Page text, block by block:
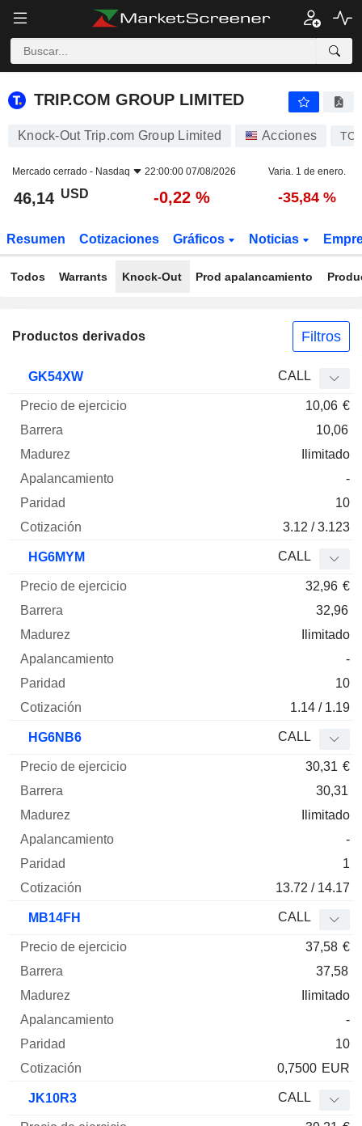
TRIP.COM GROUP LIMITED
TRIP.COM GROUP LIMITED
Knock-Out Trip.com Group Limited Acciones
Mercado cerrado - Nasdaq 22:00:00 07/08/2026 Varia. 1 de enero.
46,14 USD -0,22 % -35,84 %
Resumen Cotizaciones Gráficos Noticias
Todos Warrants Knock-Out Prod apalancamiento
Productos derivados Filtros
Mnemo
ejercicio
Elasticidad
GK54XW CALL
10,06 €
10,06
Ilimitado
-
10
3.12 / 3.123
HG6MYM CALL
32,96 €
32,96
Ilimitado
-
10
1.14 / 1.19
HG6NB6 CALL
30,31 €
30,31
Ilimitado
-
1
13.72 / 14.17
MB14FH CALL
37,58 €
37,58
Ilimitado
-
10
0,7500 EUR
JK10R3 CALL